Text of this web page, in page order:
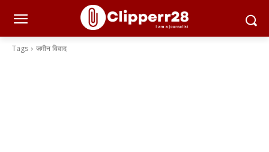
Tags जमीन विवाद